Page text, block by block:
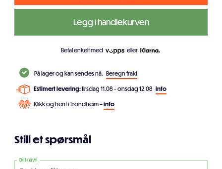
Legg i handlekurven
Betal enkelt med eller
På lager og kan sendes nå. Beregn frakt
Estimert levering:tirsdag 11.08 - onsdag 12.08 info
Klikk og hent i Trondheim –info
Still et spørsmål
Ditt navn